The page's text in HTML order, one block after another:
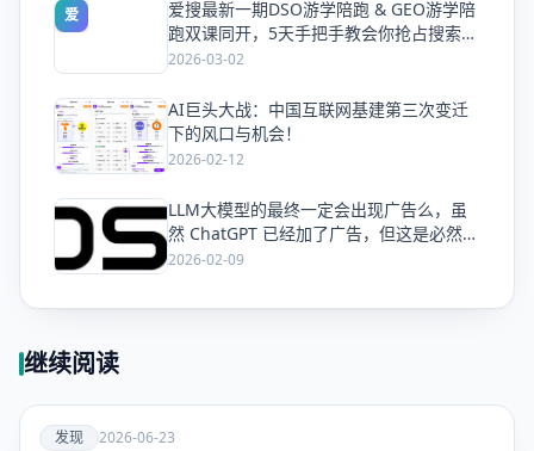
爱
爱搜最新一期DSO游学陪跑 & GEO游学陪
跑双课同开，5天手把手教会你抢占搜索流
量
2026-03-02
爱
AI巨头大战：中国互联网基建第三次变迁
下的风口与机会！
2026-02-12
爱
LLM大模型的最终一定会出现广告么，虽
然 ChatGPT 已经加了广告，但这是必然终
局么？
2026-02-09
继续阅读
爱
发现 2026-06-23